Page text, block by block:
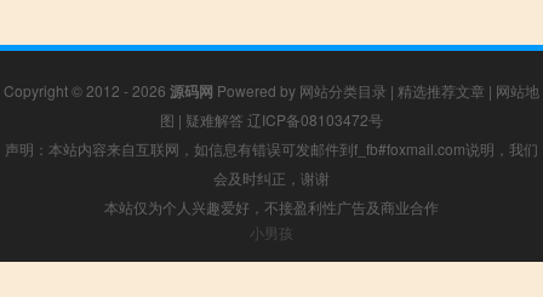
Copyright © 2012 - 2026 源码网 Powered by 网站分类目录 | 精选推荐文章 | 网站地
图 | 疑难解答 辽ICP备08103472号
声明：本站内容来自互联网，如信息有错误可发邮件到f_fb#foxmail.com说明，我们
会及时纠正，谢谢
本站仅为个人兴趣爱好，不接盈利性广告及商业合作
小男孩